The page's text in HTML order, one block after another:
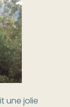
une jolie